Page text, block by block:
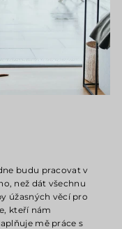
budu pracovat v
než dát všechnu
úžasných věcí pro
kteří nám
mě práce s